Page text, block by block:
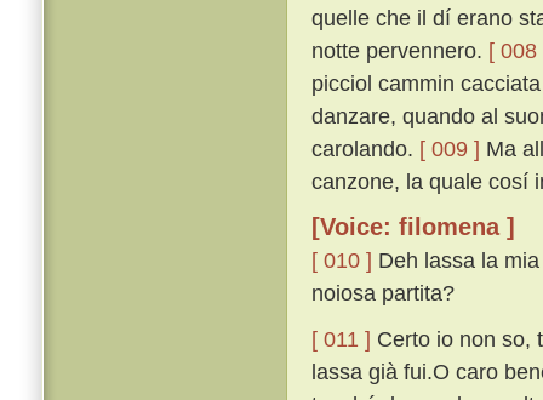
quelle che il dí erano
notte pervennero. [ 008
picciol cammin
danzare, quando al
carolando. [ 009 ] Ma
canzone, la quale cosí
[Voice: filomena ]
[ 010 ] Deh lassa la
noiosa partita?
[ 011 ] Certo io non so,
lassa già fui.O caro